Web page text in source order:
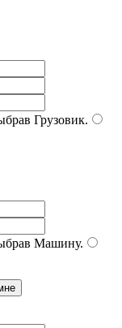
Грузовик.
Машину.